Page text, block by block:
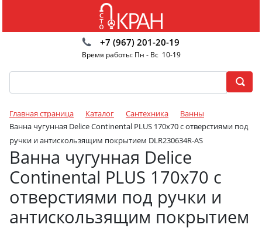
+7 (967) 201-20-19
Время работы: Пн - Вс 10-19
Главная страница Каталог Сантехника
Ванны
Ванна чугунная Delice Continental PLUS 170х70 с отверстиями под
ручки и антискользящим покрытием DLR230634R-AS
Ванна чугунная Delice
Continental PLUS 170х70 с
отверстиями под ручки и
антискользящим покрытием